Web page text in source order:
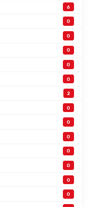
6
0
0
0
0
0
2
0
0
0
0
0
0
0